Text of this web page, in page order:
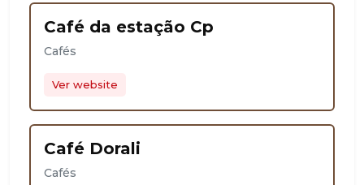
Café da estação Cp
Cafés
Ver website
Café Dorali
Cafés